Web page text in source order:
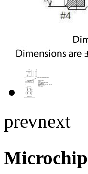
prevnext